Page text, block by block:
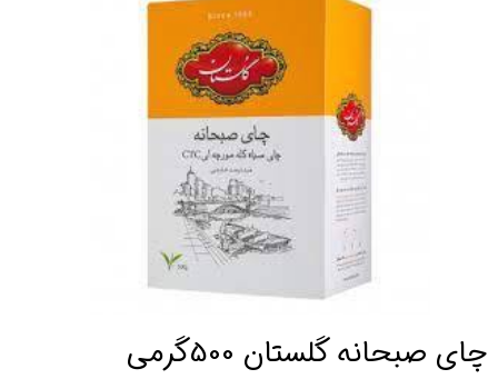
چای صبحانه گلستان 500گرمی